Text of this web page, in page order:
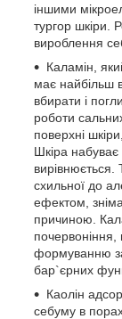
іншими
тургор шкіри.
вироблення
Каламін,
має найбільш
вбирати і
роботи
поверхні
Шкіра набуває
вирівнюється.
схильної до
ефектом,
причиною.
формуванню
бар`єрних
Каолін
себуму в